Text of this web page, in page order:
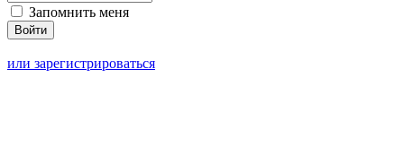
Запомнить меня
или зарегистрироваться